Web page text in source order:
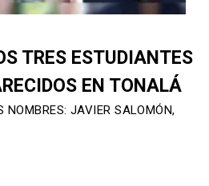
TRES ESTUDIANTES
EN TONALÁ
NOMBRES: JAVIER SALOMÓN,